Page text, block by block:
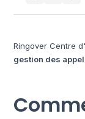
Ringover Centre
gestion des